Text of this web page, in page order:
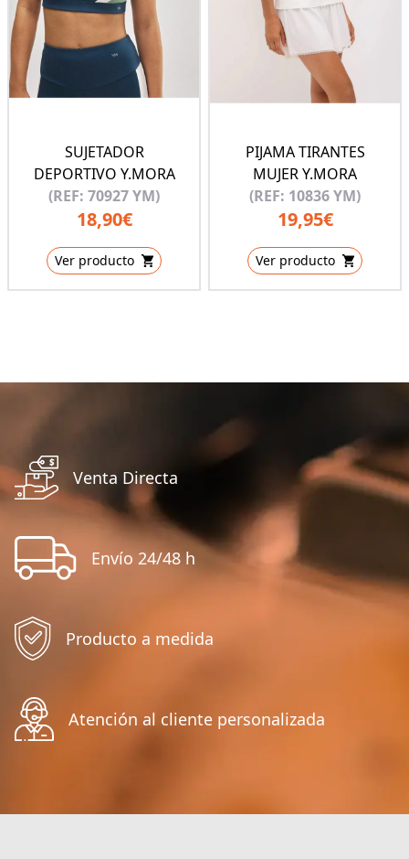
SUJETADOR
DEPORTIVO Y.MORA
(REF: 70927 YM)
18,90€
Ver producto
PIJAMA TIRANTES
MUJER Y.MORA
(REF: 10836 YM)
19,95€
Ver producto
Venta Directa
Envío 24/48 h
Producto a medida
Atención al cliente personalizada